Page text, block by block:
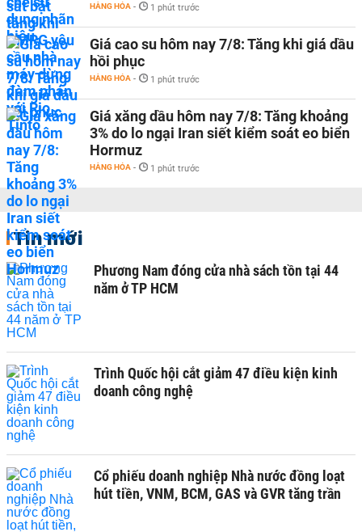
HÀNG HÓA - 1 phút trước
Giá cao su hôm nay 7/8: Tăng khi giá dầu
hồi phục
HÀNG HÓA - 1 phút trước
Giá xăng dầu hôm nay 7/8: Tăng khoảng
3% do lo ngại Iran siết kiểm soát eo biển
Hormuz
HÀNG HÓA - 1 phút trước
Tin mới
Phương Nam đóng cửa nhà sách tồn tại 44
năm ở TP HCM
Trình Quốc hội cắt giảm 47 điều kiện kinh
doanh công nghệ
Cổ phiếu doanh nghiệp Nhà nước đồng loạt
hút tiền, VNM, BCM, GAS và GVR tăng trần